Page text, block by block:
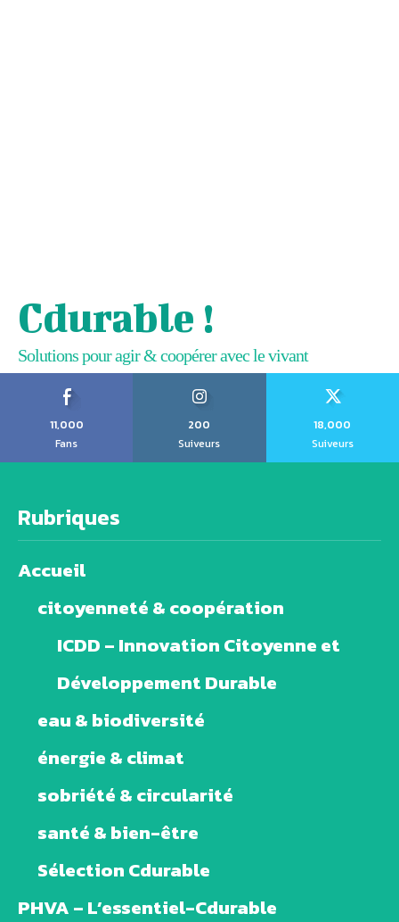
Cdurable !
Solutions pour agir & coopérer avec le vivant
11,000
Fans
200
Suiveurs
18,000
Suiveurs
Rubriques
Accueil
citoyenneté & coopération
ICDD – Innovation Citoyenne et
Développement Durable
eau & biodiversité
énergie & climat
sobriété & circularité
santé & bien-être
Sélection Cdurable
PHVA – L’essentiel-Cdurable